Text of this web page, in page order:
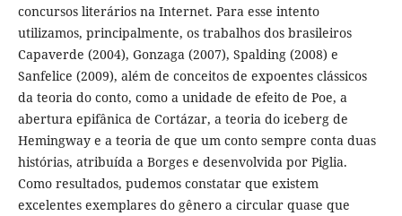
concursos literários na Internet. Para esse intento
utilizamos, principalmente, os trabalhos dos brasileiros
Capaverde (2004), Gonzaga (2007), Spalding (2008) e
Sanfelice (2009), além de conceitos de expoentes clássicos
da teoria do conto, como a unidade de efeito de Poe, a
abertura epifânica de Cortázar, a teoria do iceberg de
Hemingway e a teoria de que um conto sempre conta duas
histórias, atribuída a Borges e desenvolvida por Piglia.
Como resultados, pudemos constatar que existem
excelentes exemplares do gênero a circular quase que